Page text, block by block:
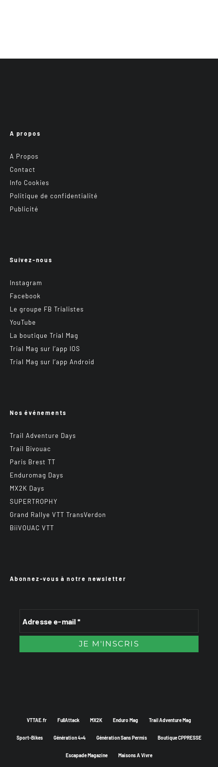
A propos
A Propos
Contact
Info Cookies
Politique de confidentialité
Publicité
Suivez-nous
Instagram
Facebook
Le groupe FB Trialistes
YouTube
La boutique Trial Mag
Trial Mag sur l’app IOS
Trial Mag sur l’app Android
Nos événements
Trail Adventure Days
Trail Bivouac
Paris Brest TT
Enduromag Days
MX2K Days
SUPERTROPHY
Grand Rallye VTT TransVerdon
BiiVOUAC VTT
Abonnez-vous à notre newsletter
VTTAE.fr FullAttack MX2K Enduro Mag Trail Adventure Mag
Sport-Bikes Génération 4×4 Génération Sans Permis Boutique CPPRESSE
Escapade Magazine Maisons A Vivre